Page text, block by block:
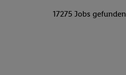
17275 Jobs gefunden